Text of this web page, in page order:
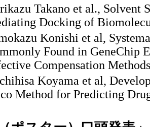
Takano et al., Solvent
Docking of
Konishi et al,
Found in GeneChip
Compensation
Koyama et al,
Method for Predicting